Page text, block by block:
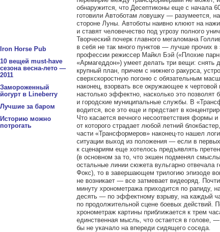
Iron Horse Pub
10 вещей must-have
сезона весна-лето —
2011
Замороженный
йогурт в Lineberry
Лучшие за баром
Историю можно
потрогать
обнаружится, что Десептиконы еще с начала
готовили Автоботам ловушку — разумеется,
стороне Луны. Автоботы наивно клюют на
и ставят человечество под угрозу полного
Творческий почерк главного мегаломана
в себя не так много пунктов — лучше прочих в
профессии режиссер Майкл Бэй («Плохие
«Армагеддон») умеет делать три вещи: снять
крупный план, причем с нижнего ракурса,
сверхскоростную погоню c обязательным
наконец, взорвать все окружающее к чертовой
настолько эффектно, насколько это позволят
и городские муниципальные службы. В
водится, все это еще и предстает в
Что касается вечного несоответствия формы
от которого страдает любой летний
части «Трансформеров» наконец-то нашел
ситуации выход из положения — если в
к сценариям еще хотелось предъявлять
(в основном за то, что экшен подменял
остальные линии сюжета вульгарно отвечала
Фокс), то в завершающем трилогию эпизоде
не возникает — все затмевает видеоряд.
минуту хронометража приходится по рапиду,
десять — по эффектному взрыву, на каждый
по продолжительной сцене боевых действий.
хронометраж картины приближается к трем
единственная мысль, что остается в голове, —
бы не укачало на впереди сидящего соседа.